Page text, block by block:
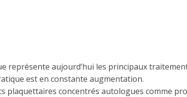
représente aujourd’hui les principaux
est en constante augmentation.
plaquettaires concentrés autologues comme